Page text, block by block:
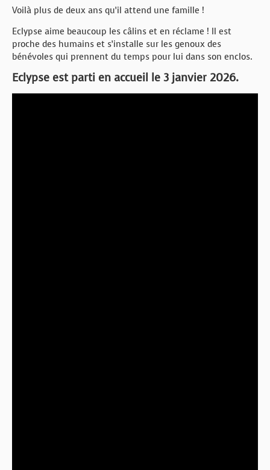
Voilà plus de deux ans qu’il attend une famille !
Eclypse aime beaucoup les câlins et en réclame ! Il est
proche des humains et s’installe sur les genoux des
bénévoles qui prennent du temps pour lui dans son enclos.
Eclypse est parti en accueil le 3 janvier 2026.